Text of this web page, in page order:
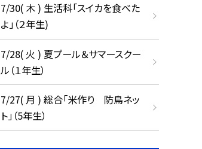
7/30( 木 ) 生活科「スイカを食べた
よ」（２年生)
7/28( 火 ) 夏プール＆サマースクー
ル（１年生）
7/27( 月 ) 総合「米作り 防鳥ネッ
ト」（5年生）